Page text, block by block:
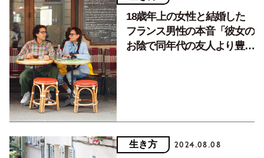
18歳年上の女性と結婚した
フランス男性の本音「彼女の
お陰で同年代の友人より豊か
生き方 2024.08.08